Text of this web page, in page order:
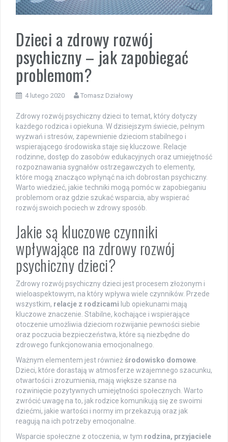
Dzieci a zdrowy rozwój
psychiczny – jak zapobiegać
problemom?
4 lutego 2020 Tomasz Działowy
Zdrowy rozwój psychiczny dzieci to temat, który dotyczy
każdego rodzica i opiekuna. W dzisiejszym świecie, pełnym
wyzwań i stresów, zapewnienie dzieciom stabilnego i
wspierającego środowiska staje się kluczowe. Relacje
rodzinne, dostęp do zasobów edukacyjnych oraz umiejętność
rozpoznawania sygnałów ostrzegawczych to elementy,
które mogą znacząco wpłynąć na ich dobrostan psychiczny.
Warto wiedzieć, jakie techniki mogą pomóc w zapobieganiu
problemom oraz gdzie szukać wsparcia, aby wspierać
rozwój swoich pociech w zdrowy sposób.
Jakie są kluczowe czynniki
wpływające na zdrowy rozwój
psychiczny dzieci?
Zdrowy rozwój psychiczny dzieci jest procesem złożonym i
wieloaspektowym, na który wpływa wiele czynników. Przede
wszystkim, relacje z rodzicami lub opiekunami mają
kluczowe znaczenie. Stabilne, kochające i wspierające
otoczenie umożliwia dzieciom rozwijanie pewności siebie
oraz poczucia bezpieczeństwa, które są niezbędne do
zdrowego funkcjonowania emocjonalnego.
Ważnym elementem jest równieżśrodowisko domowe.
Dzieci, które dorastają w atmosferze wzajemnego szacunku,
otwartości i zrozumienia, mają większe szanse na
rozwinięcie pozytywnych umiejętności społecznych. Warto
zwrócić uwagę na to, jak rodzice komunikują się ze swoimi
dziećmi, jakie wartości i normy im przekazują oraz jak
reagują na ich potrzeby emocjonalne.
Wsparcie społeczne z otoczenia, w tym rodzina, przyjaciele